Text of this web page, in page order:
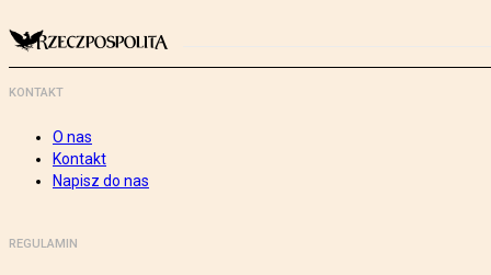
KONTAKT
O nas
Kontakt
Napisz do nas
REGULAMIN